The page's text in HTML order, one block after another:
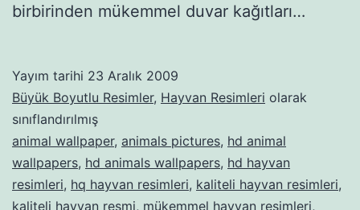
birbirinden mükemmel duvar kağıtları…
Yayım tarihi 23 Aralık 2009
Büyük Boyutlu Resimler, Hayvan Resimleri olarak
sınıflandırılmış
animal wallpaper, animals pictures, hd animal
wallpapers, hd animals wallpapers, hd hayvan
resimleri, hq hayvan resimleri, kaliteli hayvan resimleri,
kaliteli hayvan resmi, mükemmel hayvan resimleri,